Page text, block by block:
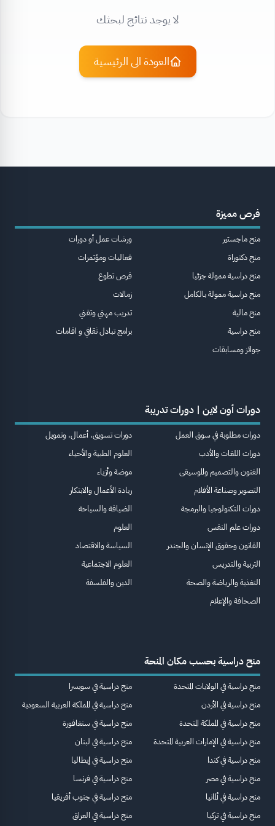
لا يوجد نتائج لبحثك
العودة الى الرئيسية
فرص مميزة
منح ماجستير
منح دكتوراة
منح دراسية ممولة جزئيا
منح دراسية ممولة بالكامل
منح مالية
منح دراسية
جوائز ومسابقات
ورشات عمل أو دورات
فعاليات ومؤتمرات
فرص تطوع
زمالات
تدريب مهني وتقني
برامج تبادل ثقافي و اقامات
دورات أون لاين | دورات تدريبة
دورات مطلوبة في سوق العمل
دورات اللغات والأدب
الفنون والتصميم والموسيقى
التصوير وصناعة الأفلام
دورات التكنولوجيا والبرمجة
دورات علم النفس
القانون وحقوق الإنسان والجندر
التربية والتدريس
التغذية والرياضة والصحة
الصحافة والإعلام
دورات تسويق، أعمال، وتمويل
العلوم الطبية والأحياء
موضة وأزياء
ريادة الأعمال والابتكار
الضيافة والسياحة
العلوم
السياسة والاقتصاد
العلوم الاجتماعية
الدين والفلسفة
منح دراسية بحسب مكان المنحة
منح دراسية في الولايات المتحدة
منح دراسية في الأردن
منح دراسية في المملكة المتحدة
منح دراسية في الإمارات العربية المتحدة
منح دراسية في كندا
منح دراسية في مصر
منح دراسية في ألمانيا
منح دراسية في تركيا
منح دراسية في سويسرا
منح دراسية في المملكة العربية السعودية
منح دراسية في سنغافورة
منح دراسية في لبنان
منح دراسية في إيطاليا
منح دراسية في فرنسا
منح دراسية في جنوب أفريقيا
منح دراسية في العراق